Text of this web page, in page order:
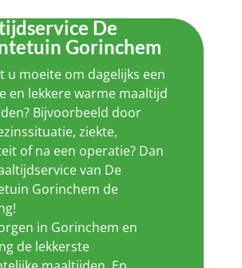
De
Gorinchem
u moeite om dagelijks een
en lekkere warme maaltijd
Bijvoorbeeld door
ziekte,
of na een operatie? Dan
van De
Gorinchem de
in Gorinchem en
de lekkerste